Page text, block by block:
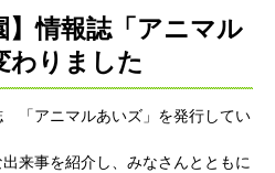
】情報誌「アニマル
わりました
「アニマルあいズ」を発行してい
来事を紹介し、みなさんとともに